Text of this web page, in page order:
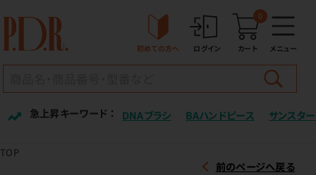
初めての方へ ログイン カート
0
メニュー
急上昇キーワード ： DNAブラシ BAハンドピース サンスター
TOP
前のページへ戻る